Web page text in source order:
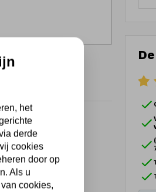
het
derde
cookies
door op
Als u
cookies,